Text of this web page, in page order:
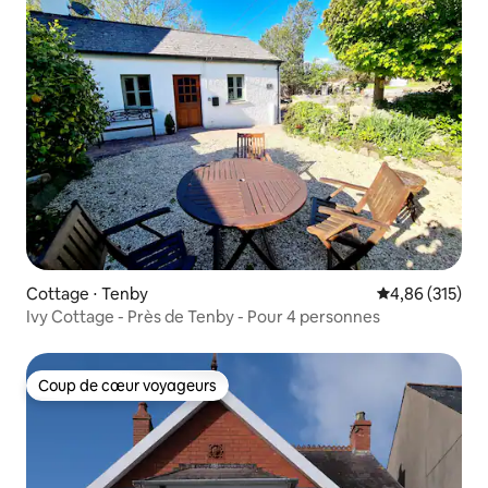
Cottage ⋅ Tenby Évaluation
4,86 (315)
Ivy Cottage - Près de Tenby - Pour 4 personnes
Coup de cœur voyageurs
Coup de cœur voyageurs